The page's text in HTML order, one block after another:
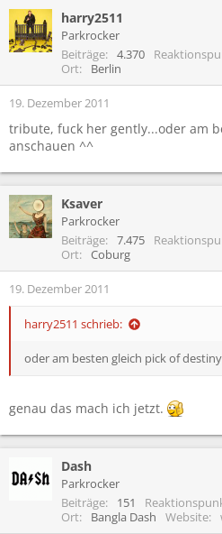
harry2511
Parkrocker
Beiträge
4.370
Ort
Berlin
19. Dezember 2011
tribute, fuck her gently...oder am
anschauen ^^
Ksaver
Parkrocker
Beiträge
7.475
Ort
Coburg
19. Dezember 2011
harry2511 schrieb:
oder am besten gleich pick of
genau das mach ich jetzt.
Dash
Parkrocker
Beiträge
151
Ort
Bangla Dash Website